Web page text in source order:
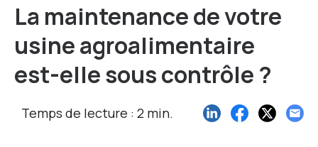
La maintenance de votre
usine agroalimentaire
est-elle sous contrôle ?
Temps de lecture : 2 min.